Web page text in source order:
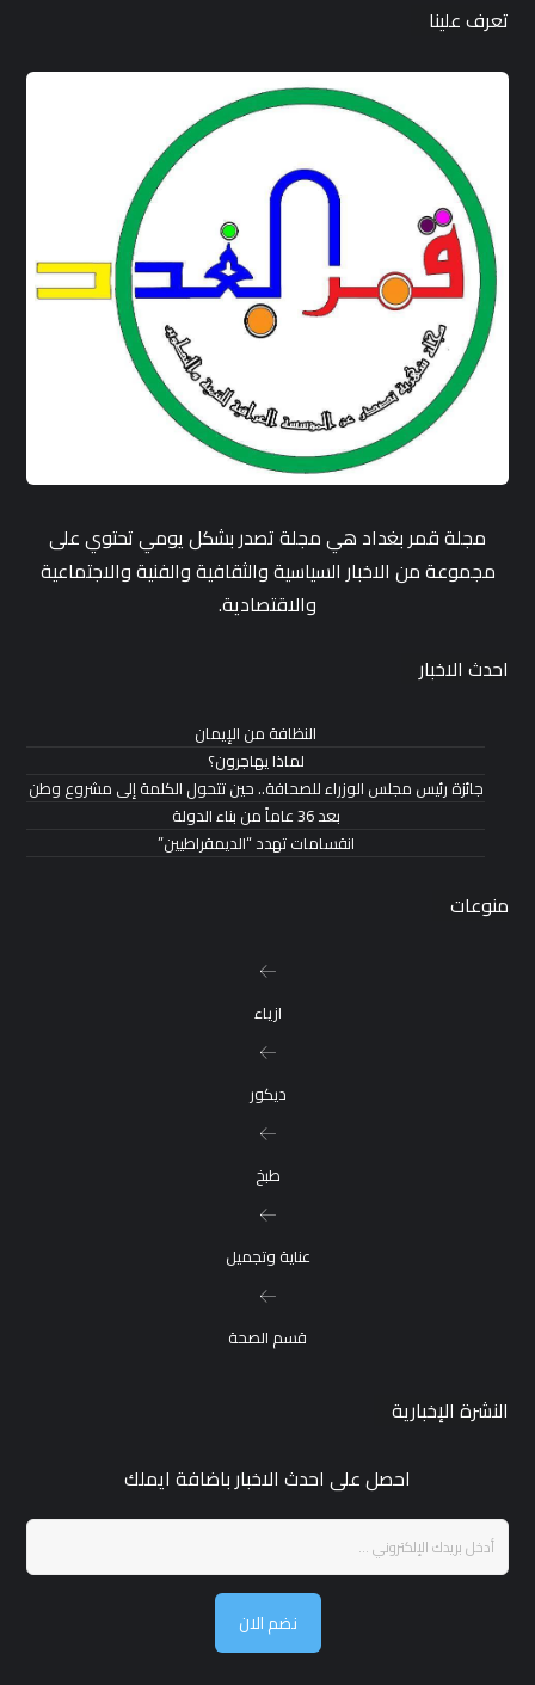
تعرف علينا
مجلة قمر بغداد هي مجلة تصدر بشكل يومي تحتوي على
مجموعة من الاخبار السياسية والثقافية والفنية والاجتماعية
والاقتصادية.
احدث الاخبار
النظافة من الإيمان
لماذا يهاجرون؟
جائزة رئيس مجلس الوزراء للصحافة.. حين تتحول الكلمة إلى مشروع وطن
بعد 36 عاماً من بناء الدولة
انقسامات تهدد “الديمقراطيين”
منوعات
ازياء
ديكور
طبخ
عناية وتجميل
قسم الصحة
النشرة الإخبارية
احصل على احدث الاخبار باضافة ايملك
نضم الان